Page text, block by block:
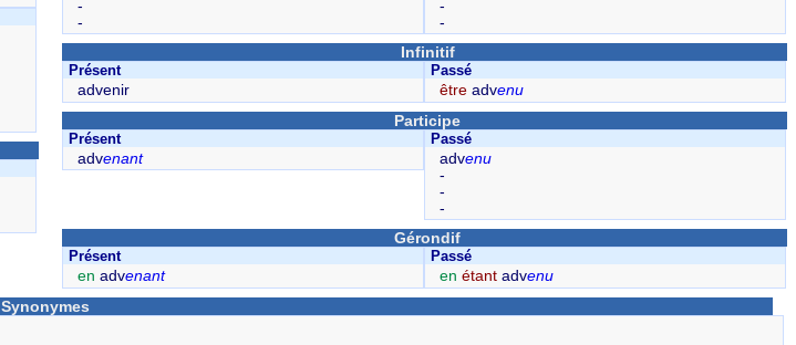
-
-
-
-
Infinitif
Présent
advenir
Passé
être advenu
Participe
Présent
advenant
Passé
advenu
-
-
-
Gérondif
Présent
enadvenant
Passé
enétant advenu
Synonymes